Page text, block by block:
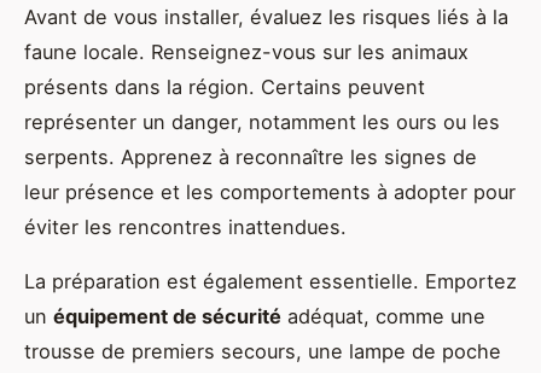
Avant de vous installer, évaluez les risques liés à la
faune locale. Renseignez-vous sur les animaux
présents dans la région. Certains peuvent
représenter un danger, notamment les ours ou les
serpents. Apprenez à reconnaître les signes de
leur présence et les comportements à adopter pour
éviter les rencontres inattendues.
La préparation est également essentielle. Emportez
un équipement de sécurité adéquat, comme une
trousse de premiers secours, une lampe de poche